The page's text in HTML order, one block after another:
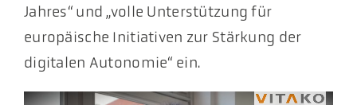
Jahres“ und „volle Unterstützung für
europäische Initiativen zur Stärkung der
digitalen Autonomie“ ein.